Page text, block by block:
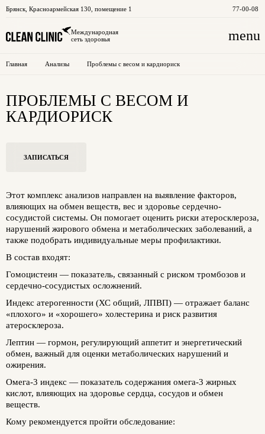
Брянск Красноармейская 130, помещение 1 77-00-08
Международная
сеть здоровья
menu
Главная Анализы Проблемы с весом и кардиориск
ПРОБЛЕМЫ С ВЕСОМ И
КАРДИОРИСК
ЗАПИСАТЬСЯ
Этот комплекс анализов направлен на выявление факторов,
влияющих на обмен веществ, вес и здоровье сердечно-
сосудистой системы. Он помогает оценить риски атеросклероза,
нарушений жирового обмена и метаболических заболеваний, а
также подобрать индивидуальные меры профилактики.
В состав входят:
Гомоцистеин — показатель, связанный с риском тромбозов и
сердечно-сосудистых осложнений.
Индекс атерогенности (ХС общий, ЛПВП) — отражает баланс
«плохого» и «хорошего» холестерина и риск развития
атеросклероза.
Лептин — гормон, регулирующий аппетит и энергетический
обмен, важный для оценки метаболических нарушений и
ожирения.
Омега-3 индекс — показатель содержания омега-3 жирных
кислот, влияющих на здоровье сердца, сосудов и обмен
веществ.
Кому рекомендуется пройти обследование: